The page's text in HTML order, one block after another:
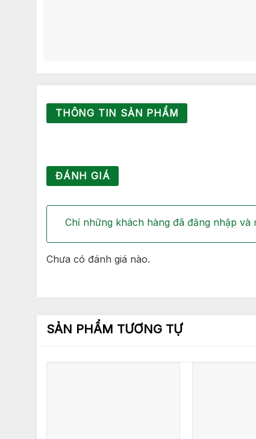
ĐÁNH GIÁ
Chưa có đánh giá nào.
Chỉ những khách hàng đã đăng nhập và
THÔNG TIN SẢN PHẨM
SẢN PHẨM TƯƠNG TỰ